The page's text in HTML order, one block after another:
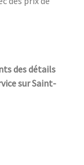
des détails
sur Saint-